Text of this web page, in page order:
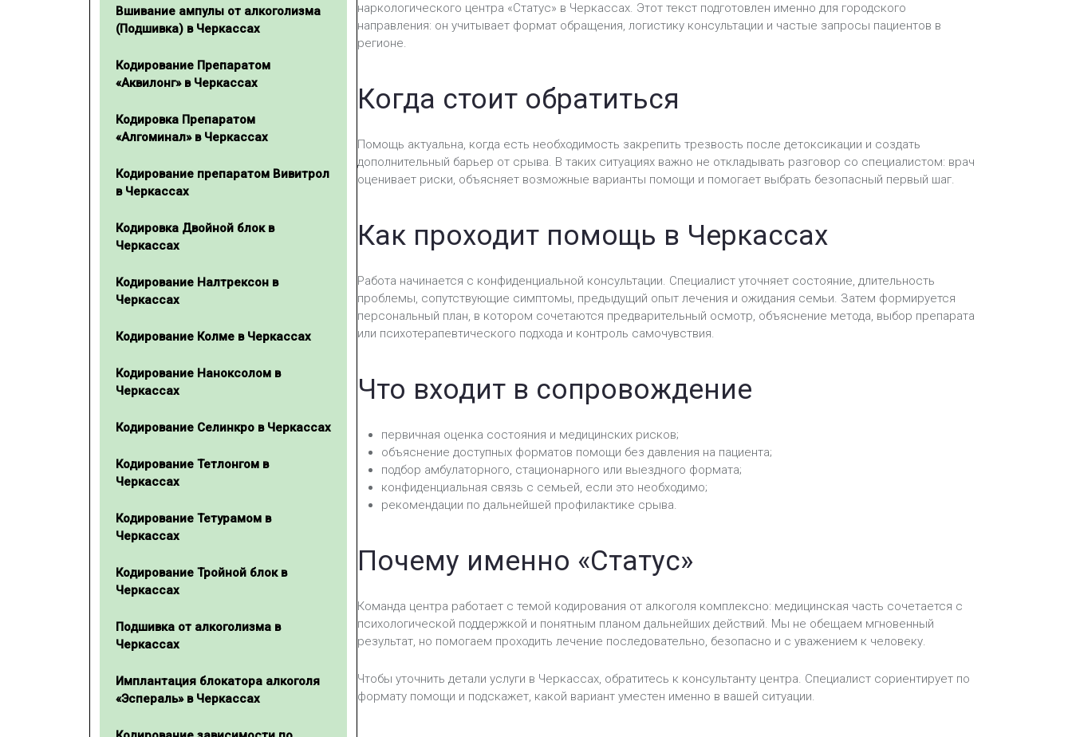
Вшивание ампулы от алкоголизма
(Подшивка) в Черкассах
Кодирование Препаратом
«Аквилонг» в Черкассах
Кодировка Препаратом
«Алгоминал» в Черкассах
Кодирование препаратом Вивитрол
в Черкассах
Кодировка Двойной блок в
Черкассах
Кодирование Налтрексон в
Черкассах
Кодирование Колме в Черкассах
Кодирование Наноксолом в
Черкассах
Кодирование Селинкро в Черкассах
Кодирование Тетлонгом в
Черкассах
Кодирование Тетурамом в
Черкассах
Кодирование Тройной блок в
Черкассах
Подшивка от алкоголизма в
Черкассах
Имплантация блокатора алкоголя
«Эспераль» в Черкассах
наркологического центра «Статус» в Черкассах. Этот текст подготовлен именно для городского
направления: он учитывает формат обращения, логистику консультации и частые запросы пациентов в
регионе.
Когда стоит обратиться
Помощь актуальна, когда есть необходимость закрепить трезвость после детоксикации и создать
дополнительный барьер от срыва. В таких ситуациях важно не откладывать разговор со специалистом: врач
оценивает риски, объясняет возможные варианты помощи и помогает выбрать безопасный первый шаг.
Как проходит помощь в Черкассах
Работа начинается с конфиденциальной консультации. Специалист уточняет состояние, длительность
проблемы, сопутствующие симптомы, предыдущий опыт лечения и ожидания семьи. Затем формируется
персональный план, в котором сочетаются предварительный осмотр, объяснение метода, выбор препарата
или психотерапевтического подхода и контроль самочувствия.
Что входит в сопровождение
первичная оценка состояния и медицинских рисков;
объяснение доступных форматов помощи без давления на пациента;
подбор амбулаторного, стационарного или выездного формата;
конфиденциальная связь с семьей, если это необходимо;
рекомендации по дальнейшей профилактике срыва.
Почему именно «Статус»
Команда центра работает с темой кодирования от алкоголя комплексно: медицинская часть сочетается с
психологической поддержкой и понятным планом дальнейших действий. Мы не обещаем мгновенный
результат, но помогаем проходить лечение последовательно, безопасно и с уважением к человеку.
Чтобы уточнить детали услуги в Черкассах, обратитесь к консультанту центра. Специалист сориентирует по
формату помощи и подскажет, какой вариант уместен именно в вашей ситуации.